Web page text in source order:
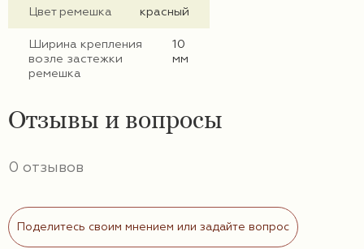
Цвет ремешка красный
Ширина крепления
возле застежки
ремешка
10
мм
Отзывы и вопросы
0 отзывов
Поделитесь своим мнением или задайте вопрос